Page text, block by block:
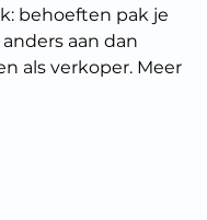
behoeften pak je
aan dan
als verkoper. Meer